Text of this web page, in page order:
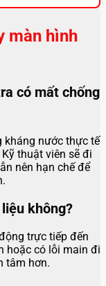
màn hình
có mất chống
kháng nước thực tế
thuật viên sẽ đi
nên hạn chế để
không?
trực tiếp đến
hoặc có lỗi main đi
tâm hơn.